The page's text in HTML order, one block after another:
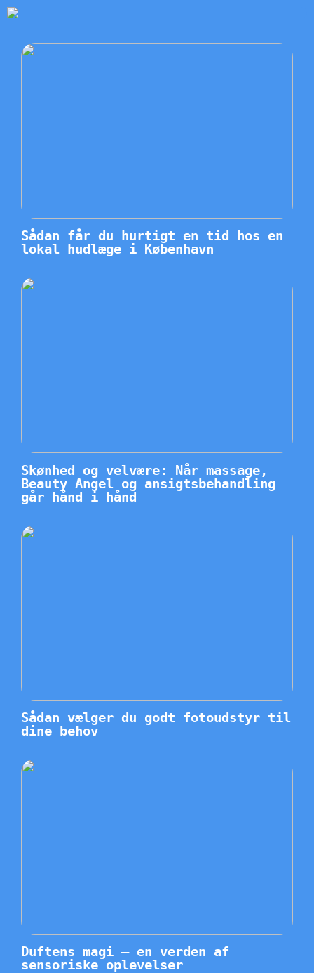
Sådan får du hurtigt en tid hos en
lokal hudlæge i København
Skønhed og velvære: Når massage,
Beauty Angel og ansigtsbehandling
går hånd i hånd
Sådan vælger du godt fotoudstyr til
dine behov
Duftens magi – en verden af
sensoriske oplevelser